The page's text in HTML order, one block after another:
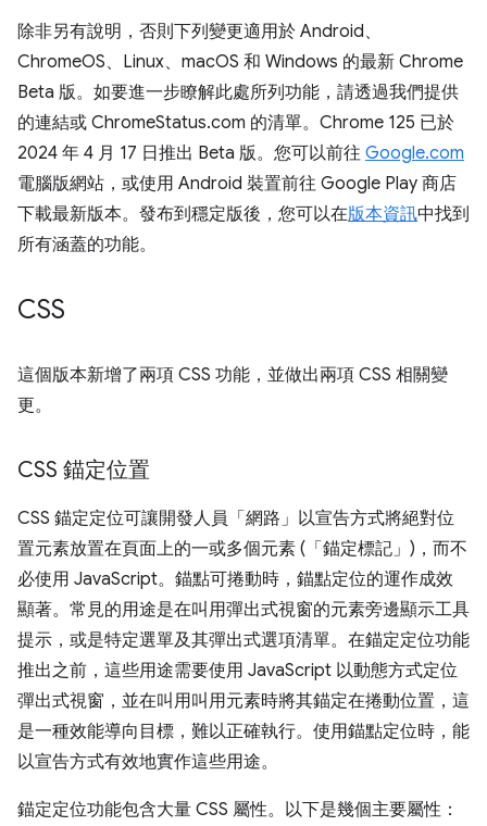
除非另有說明，否則下列變更適用於 Android、
ChromeOS、Linux、macOS 和 Windows 的最新 Chrome
Beta 版。如要進一步瞭解此處所列功能，請透過我們提供
的連結或 ChromeStatus.com 的清單。Chrome 125 已於
2024 年 4 月 17 日推出 Beta 版。您可以前往 Google.com
電腦版網站，或使用 Android 裝置前往 Google Play 商店
下載最新版本。發布到穩定版後，您可以在版本資訊中找到
所有涵蓋的功能。
CSS
這個版本新增了兩項 CSS 功能，並做出兩項 CSS 相關變
更。
CSS 錨定位置
CSS 錨定定位可讓開發人員「網路」 以宣告方式將絕對位
置元素放置在頁面上的一或多個元素 (「錨定標記」 )，而不
必使用 JavaScript。錨點可捲動時，錨點定位的運作成效
顯著。常見的用途是在叫用彈出式視窗的元素旁邊顯示工具
提示，或是特定選單及其彈出式選項清單。在錨定定位功能
推出之前，這些用途需要使用 JavaScript 以動態方式定位
彈出式視窗，並在叫用叫用元素時將其錨定在捲動位置，這
是一種效能導向目標，難以正確執行。使用錨點定位時，能
以宣告方式有效地實作這些用途。
錨定定位功能包含大量 CSS 屬性。以下是幾個主要屬性：